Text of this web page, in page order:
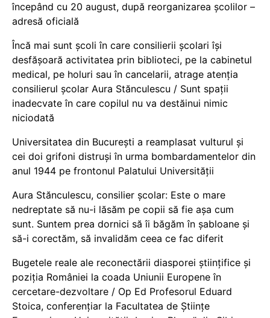
începând cu 20 august, după reorganizarea școlilor –
adresă oficială
Încă mai sunt școli în care consilierii școlari își
desfășoară activitatea prin biblioteci, pe la cabinetul
medical, pe holuri sau în cancelarii, atrage atenția
consilierul școlar Aura Stănculescu / Sunt spații
inadecvate în care copilul nu va destăinui nimic
niciodată
Universitatea din București a reamplasat vulturul și
cei doi grifoni distruși în urma bombardamentelor din
anul 1944 pe frontonul Palatului Universității
Aura Stănculescu, consilier școlar: Este o mare
nedreptate să nu-i lăsăm pe copii să fie așa cum
sunt. Suntem prea dornici să îi băgăm în șabloane și
să-i corectăm, să invalidăm ceea ce fac diferit
Bugetele reale ale reconectării diasporei științifice și
poziția României la coada Uniunii Europene în
cercetare-dezvoltare / Op Ed Profesorul Eduard
Stoica, conferențiar la Facultatea de Științe